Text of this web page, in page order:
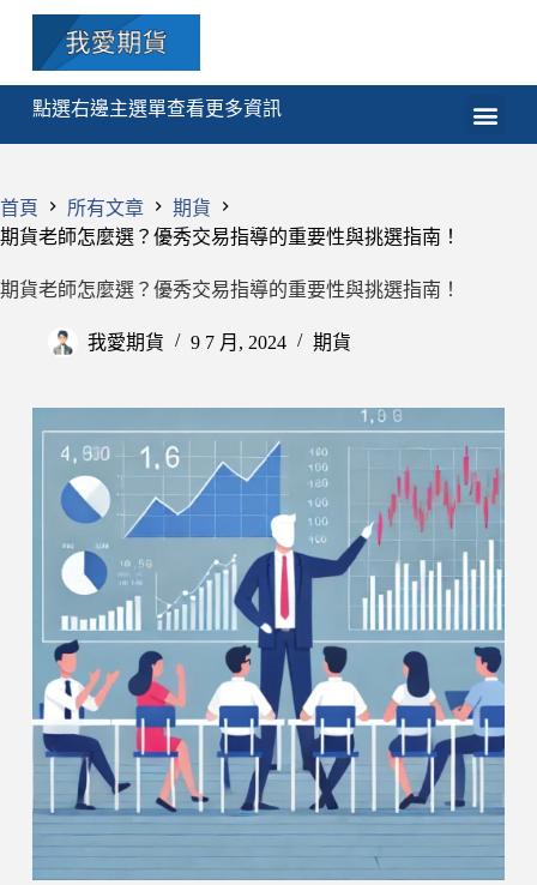
點選右邊主選單查看更多資訊
首頁 所有文章
期貨
期貨老師怎麼選？優秀交易指導的重要性與挑選指南！
期貨老師怎麼選？優秀交易指導的重要性與挑選指南！
我愛期貨 9 7 月, 2024 期貨